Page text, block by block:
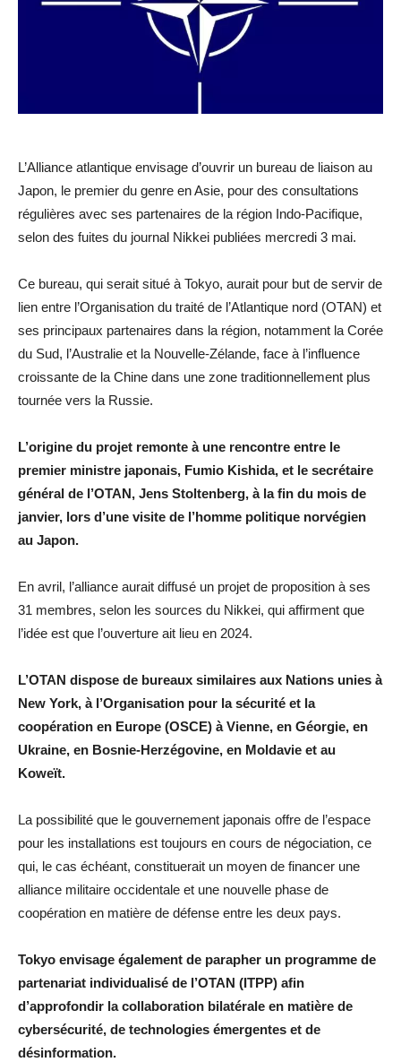
L’Alliance atlantique envisage d’ouvrir un bureau de liaison au
Japon, le premier du genre en Asie, pour des consultations
régulières avec ses partenaires de la région Indo-Pacifique,
selon des fuites du journal Nikkei publiées mercredi 3 mai.
Ce bureau, qui serait situé à Tokyo, aurait pour but de servir de
lien entre l’Organisation du traité de l’Atlantique nord (OTAN) et
ses principaux partenaires dans la région, notamment la Corée
du Sud, l’Australie et la Nouvelle-Zélande, face à l’influence
croissante de la Chine dans une zone traditionnellement plus
tournée vers la Russie.
L’origine du projet remonte à une rencontre entre le
premier ministre japonais, Fumio Kishida, et le secrétaire
général de l’OTAN, Jens Stoltenberg, à la fin du mois de
janvier, lors d’une visite de l’homme politique norvégien
au Japon.
En avril, l’alliance aurait diffusé un projet de proposition à ses
31 membres, selon les sources du Nikkei, qui affirment que
l’idée est que l’ouverture ait lieu en 2024.
L’OTAN dispose de bureaux similaires aux Nations unies à
New York, à l’Organisation pour la sécurité et la
coopération en Europe (OSCE) à Vienne, en Géorgie, en
Ukraine, en Bosnie-Herzégovine, en Moldavie et au
Koweït.
La possibilité que le gouvernement japonais offre de l’espace
pour les installations est toujours en cours de négociation, ce
qui, le cas échéant, constituerait un moyen de financer une
alliance militaire occidentale et une nouvelle phase de
coopération en matière de défense entre les deux pays.
Tokyo envisage également de parapher un programme de
partenariat individualisé de l’OTAN (ITPP) afin
d’approfondir la collaboration bilatérale en matière de
cybersécurité, de technologies émergentes et de
désinformation.